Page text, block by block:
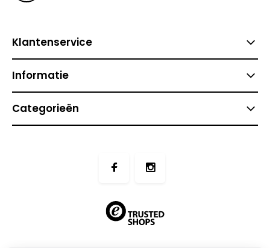
Klantenservice
Informatie
Categorieën